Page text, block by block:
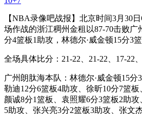
【NBA录像吧战报】北京时间3月30
场作战的浙江稠州金租以87-70击败广
分4篮板1助攻，林德尔·威金顿15分3篮
全场具体比分：21-22、21-22、17-22、
广州朗肽海本队：林德尔·威金顿15分
勒迪12分6篮板4助攻、徐昕10分7篮板
颜诚8分1篮板、袁照耀6分3篮板2助攻
5助攻、张兴亮3分2篮板3助攻、张文